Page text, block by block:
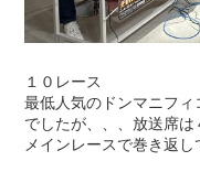
１０レース
最低人気のドンマニフィ
でしたが、、、放送席は
メインレースで巻き返し